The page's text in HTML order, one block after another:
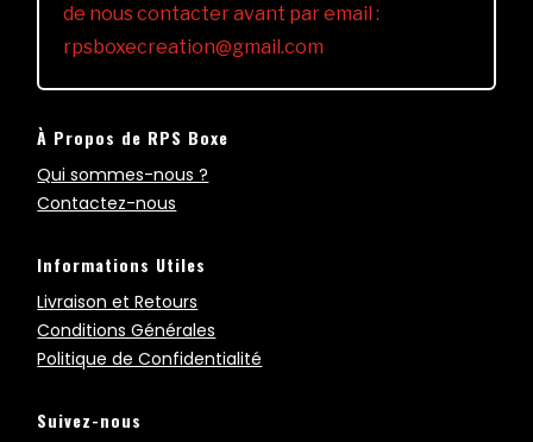
de nous contacter avant par email :
rpsboxecreation@gmail.com
À Propos de RPS Boxe
Qui sommes-nous ?
Contactez-nous
Informations Utiles
Livraison et Retours
Conditions Générales
Politique de Confidentialité
Suivez-nous